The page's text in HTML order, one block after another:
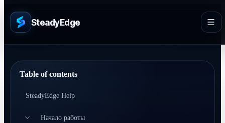
SteadyEdge
Table of contents
SteadyEdge Help
Начало работы